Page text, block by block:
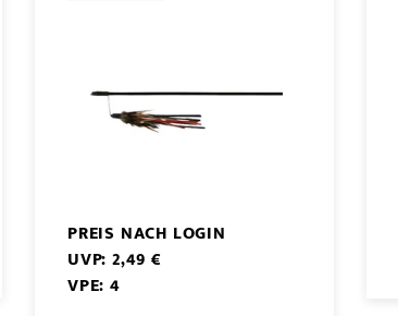
PREIS NACH LOGIN
UVP: 2,49 €
VPE: 4